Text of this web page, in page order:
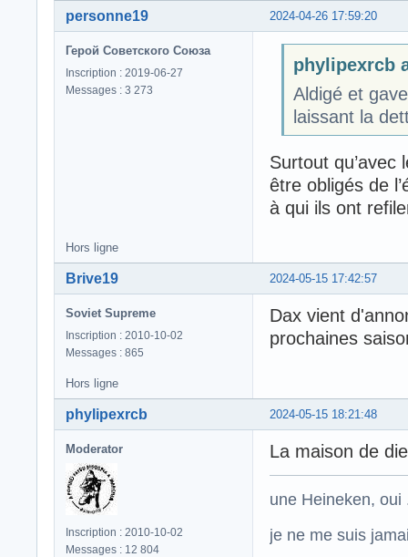
2024-04-26 17:59:20
personne19
Герой Советского Союза
Inscription : 2019-06-27
Messages : 3 273
phylipexrcb
Aldigé et
laissant la
Surtout qu’avec
être obligés de
à qui ils ont
Hors ligne
2024-05-15 17:42:57
Brive19
Soviet Supreme
Inscription : 2010-10-02
Messages : 865
Dax vient
prochaines
Hors ligne
2024-05-15 18:21:48
phylipexrcb
Moderator
Inscription : 2010-10-02
Messages : 12 804
La maison de
une Heineken,
je ne me suis